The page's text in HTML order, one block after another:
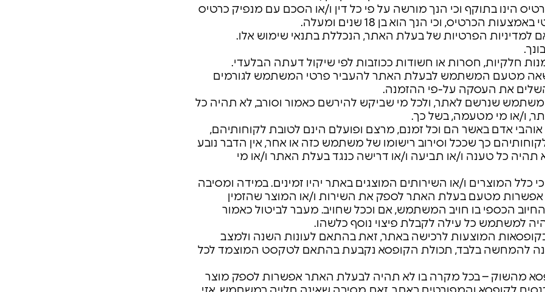
הינו בתוקף וכי הנך מורשה על פי כל דין ו/או הסכם עם מנפיק כרטיס
וכי הנך הוא בן 18 שנים ומעלה.
הפרטיות של בעלת האתר, הנכללת בתנאי שימוש אלו.
חלקיות, חסרות או חשודות ככוזבות לפי שיקול דעתה הבלעדי.
מטעם המשתמש לבעלת האתר להעביר פרטי המשתמש לגורמים
את העסקה על-פי ההזמנה.
שנרשם לאתר, ולכל מי שביקש להירשם כאמור וסורב, לא תהיה כל
ו/או מי מטעמה, בשל כך.
אדם באשר הם וכל זמנם, מרצם ופועלם הינם לטובת לקוחותיהם,
כך שככל וסירוב רישומו של משתמש כזה או אחר, אין הדבר נובע
תהיה כל טענה ו/או תביעה ו/או דרישה כנגד בעלת האתר ו/או מי
כלל המוצרים ו/או השירותים המוצגים באתר יהיו זמינים. במידה ומסיבה
מטעם בעלת האתר לספק את השירות ו/או המוצר שהזמין
הכספי בו חויב המשתמש, אם וככל שחויב. מעבר לביטול כאמור
למשתמש כל עילה לקבלת פיצוי נוסף כלשהו.
בקופסאות המוצעות לרכישה באתר, זאת בהתאם לעונות השנה ולמצב
להמחשה בלבד, תכולת הקופסא נקבעת בהתאם לטקסט המוצמד לכל
מהשוק – בכל מקרה בו לא תהיה לבעלת האתר אפשרות לספק מוצר